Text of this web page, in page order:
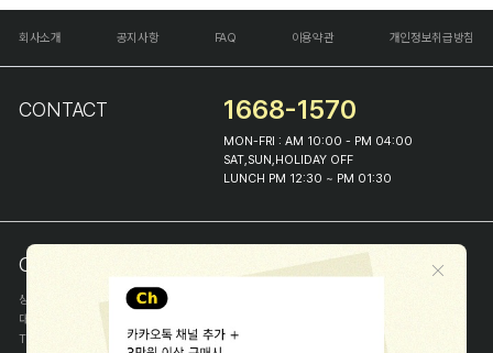
회사소개 공지사항 FAQ 이용약관 개인정보취급방침
CONTACT 1668-1570
MON-FRI : AM 10:00 - PM 04:00
SAT,SUN,HOLIDAY OFF
LUNCH PM 12:30 ~ PM 01:30
COMPANY INFO
상호
(주)해피프린스
대표
TEL
1668-1570